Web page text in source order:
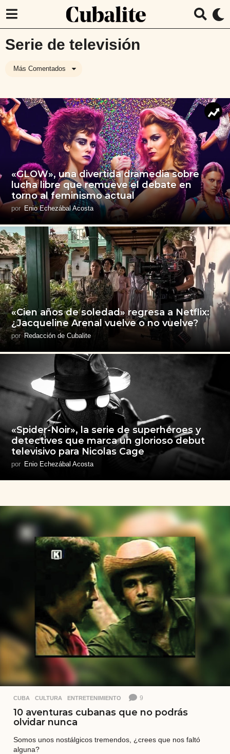
Serie de televisión
Más Comentados
«GLOW», una divertida dramedia sobre
lucha libre que remueve el debate en
torno al feminismo actual
por Enio Echezábal Acosta
«Cien años de soledad» regresa a Netflix:
¿Jacqueline Arenal vuelve o no vuelve?
por Redacción de Cubalite
«Spider-Noir», la serie de superhéroes y
detectives que marca un glorioso debut
televisivo para Nicolas Cage
por Enio Echezábal Acosta
CUBA ,CULTURA ,ENTRETENIMIENTO 9
10 aventuras cubanas que no podrás
olvidar nunca
Somos unos nostálgicos tremendos, ¿crees que nos faltó
alguna?